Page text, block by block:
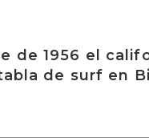
de 1956 el
de surf en